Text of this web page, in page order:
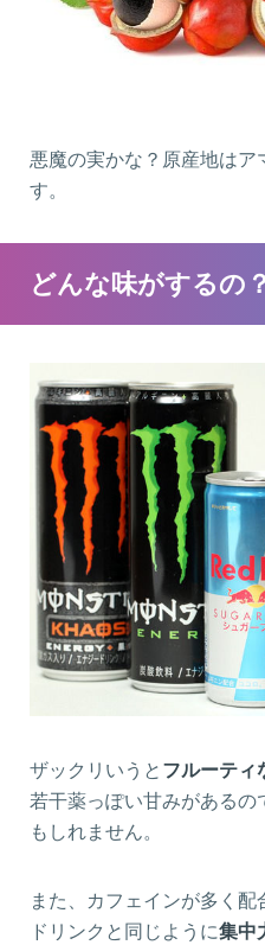
悪魔の実かな？原産地は
す。
どんな味がするの？
ザックリいうと フルーティ
若干薬っぽい甘みがある
もしれません。
また、カフェインが多く
ドリンクと同じように集中